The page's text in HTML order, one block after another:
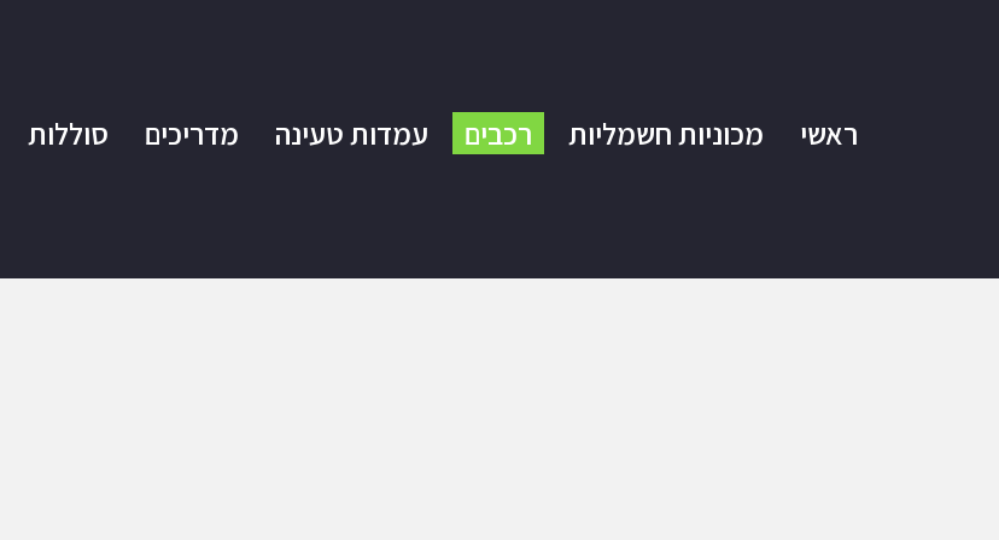
ראשי מכוניות חשמליות רכבים עמדות טעינה מדריכים סוללות